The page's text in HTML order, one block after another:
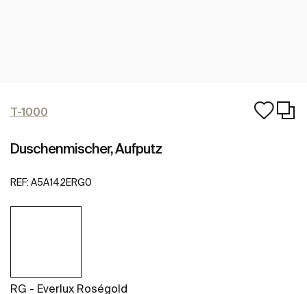
T-1000
Duschenmischer, Aufputz
REF: A5A142ERG0
RG - Everlux Roségold